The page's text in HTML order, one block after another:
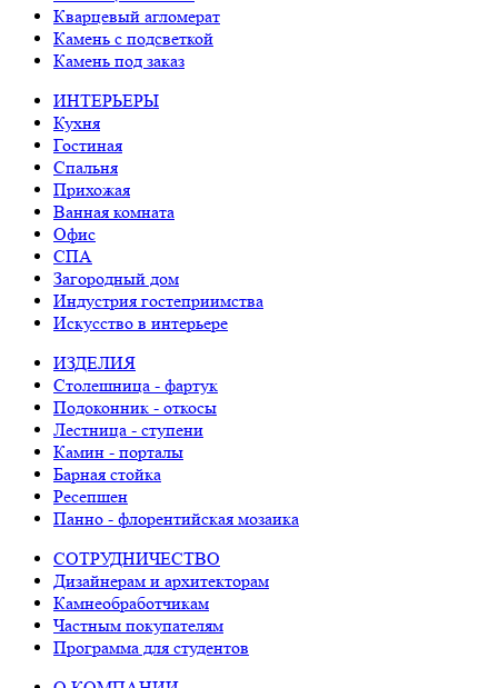
Кварцевый агломерат
Камень с подсветкой
Камень под заказ
ИНТЕРЬЕРЫ
Кухня
Гостиная
Спальня
Прихожая
Ванная комната
Офис
СПА
Загородный дом
Индустрия гостеприимства
Искусство в интерьере
ИЗДЕЛИЯ
Столешница - фартук
Подоконник - откосы
Лестница - ступени
Камин - порталы
Барная стойка
Ресепшен
Панно - флорентийская мозаика
СОТРУДНИЧЕСТВО
Дизайнерам и архитекторам
Камнеобработчикам
Частным покупателям
Программа для студентов